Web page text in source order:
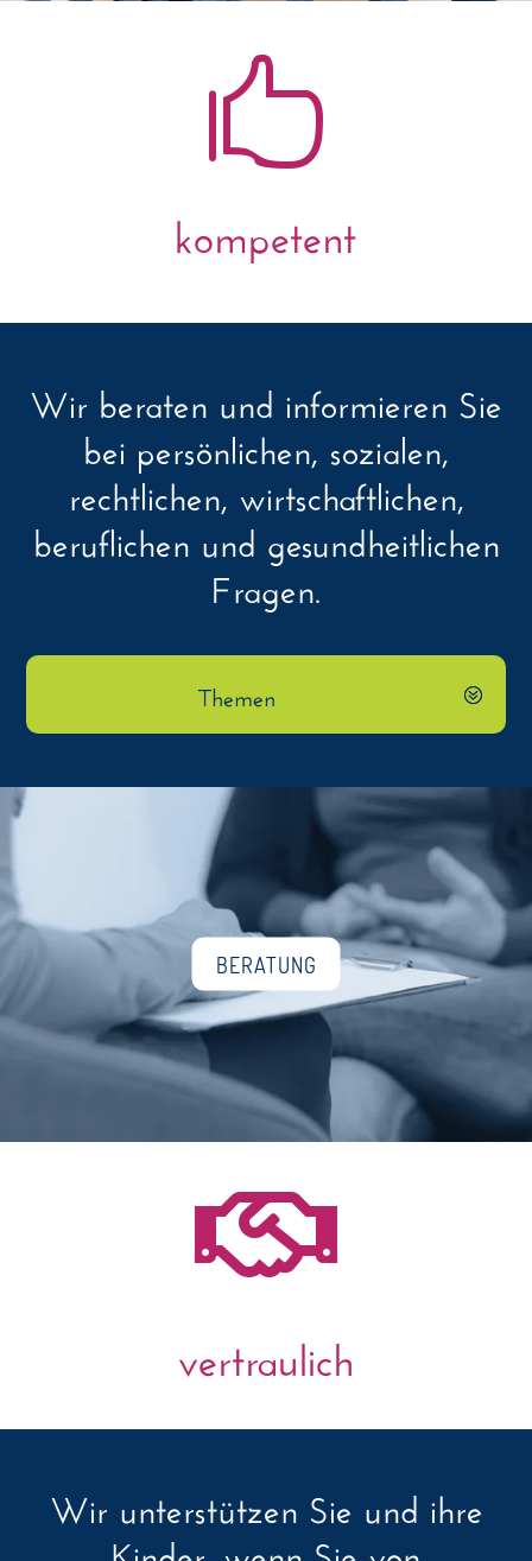

kompetent
Wir beraten und informieren Sie
bei persönlichen, sozialen,
rechtlichen, wirtschaftlichen,
beruflichen und gesundheitlichen
Fragen.
Themen
BERATUNG

vertraulich
Wir unterstützen Sie und ihre